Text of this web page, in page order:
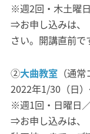
※週2回・木土曜
⇒お申し込みは、
さい。開講直前で
②大曲教室（通常
2022年1/30（日）
※週1回・日曜日
⇒お申し込みは、